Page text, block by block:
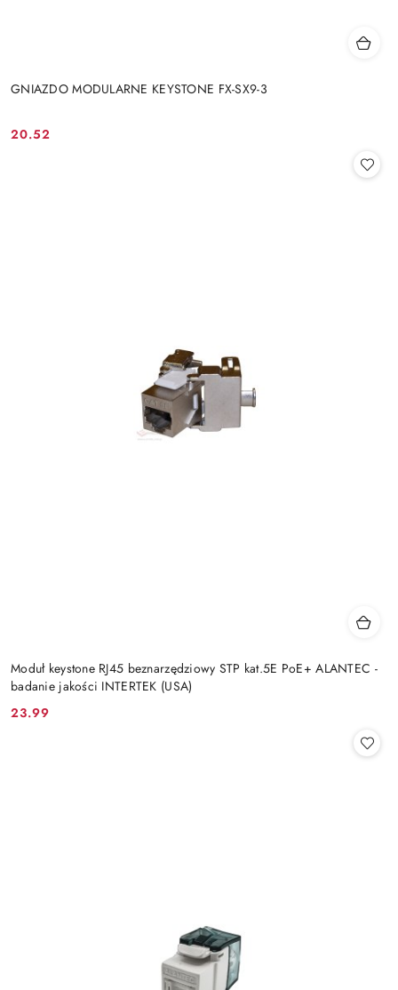
GNIAZDO MODULARNE KEYSTONE FX-SX9-3
Cena:
20.52
Moduł keystone RJ45 beznarzędziowy STP kat.5E PoE+ ALANTEC -
badanie jakości INTERTEK (USA)
Cena:
23.99